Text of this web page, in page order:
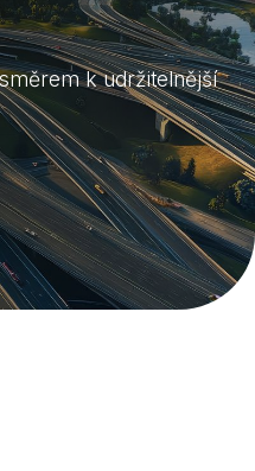
k udržitelnější